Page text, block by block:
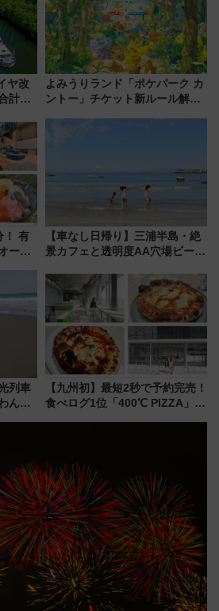
ヤ改
計
よみうりランド「ポケパーク カ
ントー」チケット新ルール解
本人確認が11月スタート
！ 有
ープ
【車なし日帰り】三浦半島・絶
景カフェと透明度AA穴場ビーチ
用してストレスフリー旅へ行こ
う！
列車
ん列
【九州初】最短2秒で予約完売！
食べログ1位「400℃ PIZZA」が